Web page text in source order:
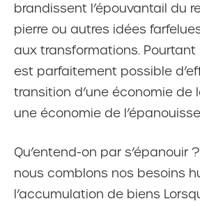
brandissent l’épouvantail du
pierre ou autres idées
aux transformations. Pourtant
est parfaitement possible
transition d’une économie de
une économie de
Qu’entend-on par s’épanouir
nous comblons nos besoins
l’accumulation de biens